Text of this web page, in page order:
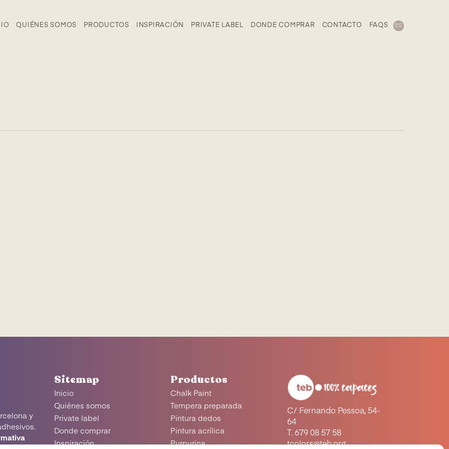
QUIÉNES SOMOS PRODUCTOS INSPIRACIÓN PRIVATE LABEL DONDE COMPRAR CONTACTO FAQS ES
y
Sitemap
Inicio
Quiénes somos
Private label
Donde comprar
Inspiración
Productos
Chalk Paint
Tempera preparada
Pintura dedos
Pintura acrílica
Purpurina
C/ Fernando Pessoa, 54-
64
T. 679 08 57 58
tcolors@teb.org